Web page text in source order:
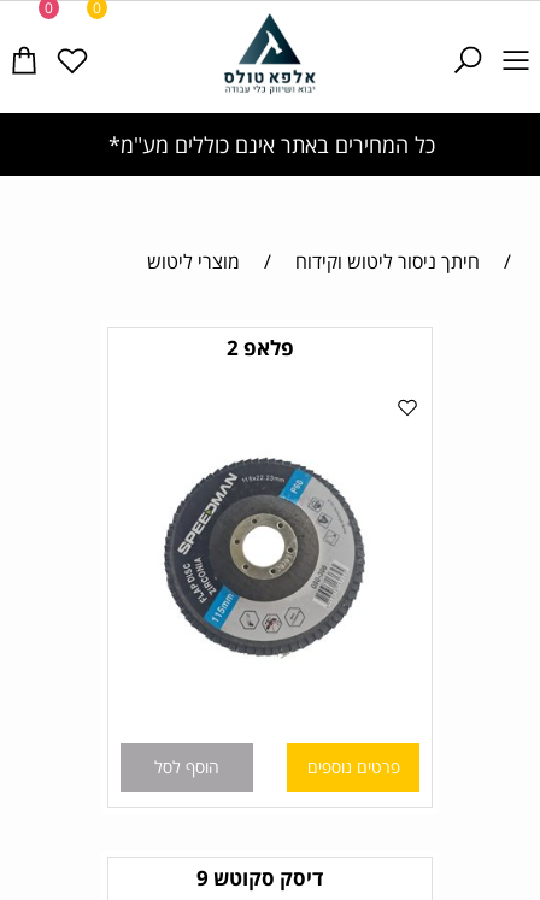
אינם כוללים מע"מ* משלוחים מעל 1200 שח ללא דמי משלוח
0 0
/ חיתך ניסור ליטוש וקידוח / מוצרי ליטוש
פלאפ 2
פרטים נוספים הוסף לסל
דיסק סקוטש 9